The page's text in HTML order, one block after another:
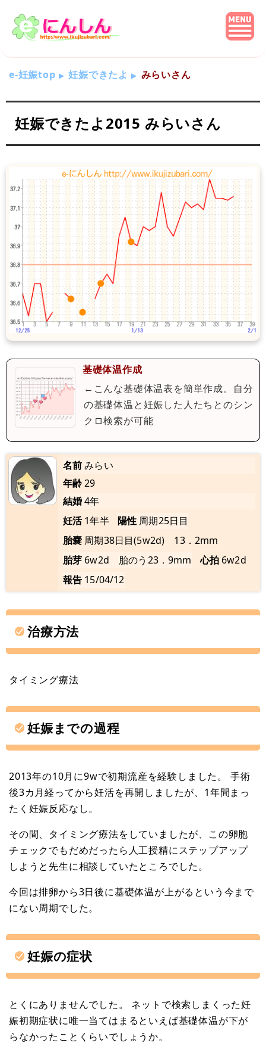
e-妊娠top 妊娠できたよ みらいさん
妊娠できたよ2015 みらいさん
基礎体温作成
←こんな基礎体温表を簡単作成。自分
の基礎体温と妊娠した人たちとのシン
クロ検索が可能
名前みらい
年齢29
結婚4年
妊活 1年半 陽性 周期25日目
胎嚢 周期38日目(5w2d) 13．2mm
胎芽 6w2d 胎のう23．9mm 心拍 6w2d
報告 15/04/12
治療方法
タイミング療法
妊娠までの過程
2013年の10月に9wで初期流産を経験しました。 手術
後3カ月経ってから妊活を再開しましたが、1年間まっ
たく妊娠反応なし。
その間、タイミング療法をしていましたが、この卵胞
チェックでもだめだったら人工授精にステップアップ
しようと先生に相談していたところでした。
今回は排卵から3日後に基礎体温が上がるという今まで
にない周期でした。
妊娠の症状
とくにありませんでした。 ネットで検索しまくった妊
娠初期症状に唯一当てはまるといえば基礎体温が下が
らなかったことくらいでしょうか。